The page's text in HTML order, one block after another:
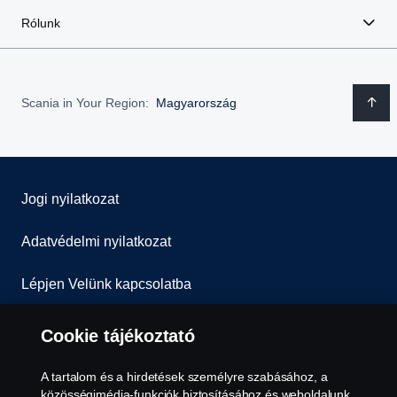
Rólunk
Scania in Your Region: Magyarország
Jogi nyilatkozat
Adatvédelmi nyilatkozat
Lépjen Velünk kapcsolatba
Általános Szerződési Feltételek
Visszaélés-bejelentés
Cookie tájékoztató
A tartalom és a hirdetések személyre szabásához, a